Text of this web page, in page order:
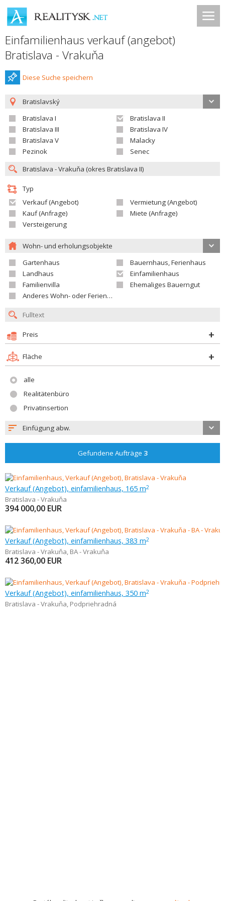
Einfamilienhaus verkauf (angebot)
Bratislava - Vrakuňa
Diese Suche speichern
Bratislavský
Bratislava I
Bratislava II
Bratislava III
Bratislava IV
Bratislava V
Malacky
Pezinok
Senec
Typ
Verkauf (Angebot)
Vermietung (Angebot)
Kauf (Anfrage)
Miete (Anfrage)
Versteigerung
Wohn- und erholungsobjekte
Gartenhaus
Bauernhaus, Ferienhaus
Landhaus
Einfamilienhaus
Familienvilla
Ehemaliges Bauerngut
Anderes Wohn- oder Ferienobjekt
Preis
Fläche
alle
Realitätenbüro
Privatinsertion
Einfügung abw.
Gefundene Aufträge 3
Verkauf (Angebot), einfamilienhaus, 165 m2
Bratislava - Vrakuňa
394 000,00 EUR
Verkauf (Angebot), einfamilienhaus, 383 m2
Bratislava - Vrakuňa, BA - Vrakuňa
412 360,00 EUR
Verkauf (Angebot), einfamilienhaus, 350 m2
Bratislava - Vrakuňa, Podpriehradná